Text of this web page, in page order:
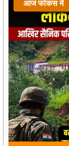
आज फोकस में